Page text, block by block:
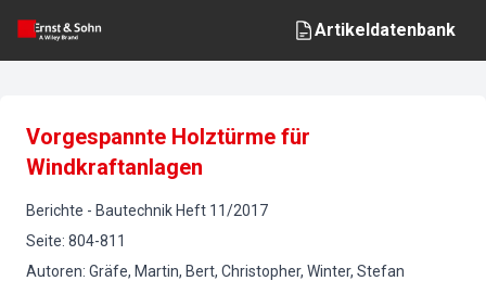
Artikeldatenbank
Vorgespannte Holztürme für
Windkraftanlagen
Berichte - Bautechnik Heft 11/2017
Seite: 804-811
Autoren: Gräfe, Martin, Bert, Christopher, Winter, Stefan